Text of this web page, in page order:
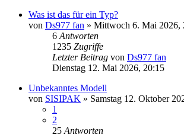
Was ist das für ein Typ?
von Ds977 fan » Mittwoch 6. Mai 2026,
6 Antworten
1235 Zugriffe
Letzter Beitrag von Ds977 fan
Dienstag 12. Mai 2026, 20:15
Unbekanntes Modell
von SISIPAK » Samstag 12. Oktober
1
2
25 Antworten